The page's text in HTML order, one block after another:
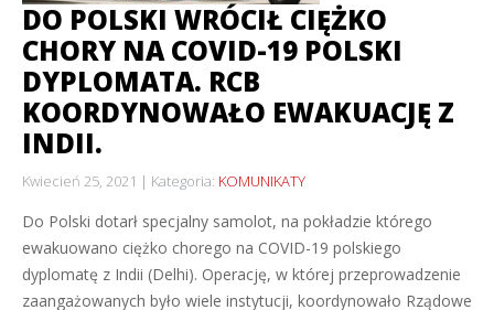
DO POLSKI WRÓCIŁ CIĘŻKO
CHORY NA COVID-19 POLSKI
DYPLOMATA. RCB
KOORDYNOWAŁO EWAKUACJĘ Z
INDII.
Kwiecień 25, 2021 Kategoria: KOMUNIKATY
Do Polski dotarł specjalny samolot, na pokładzie którego
ewakuowano ciężko chorego na COVID-19 polskiego
dyplomatę z Indii (Delhi). Operację, w której przeprowadzenie
zaangażowanych było wiele instytucji, koordynowało Rządowe